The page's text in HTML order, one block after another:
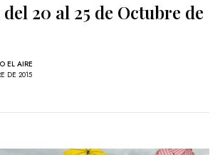
20 al 25 de Octubre de
EL AIRE
DE 2015